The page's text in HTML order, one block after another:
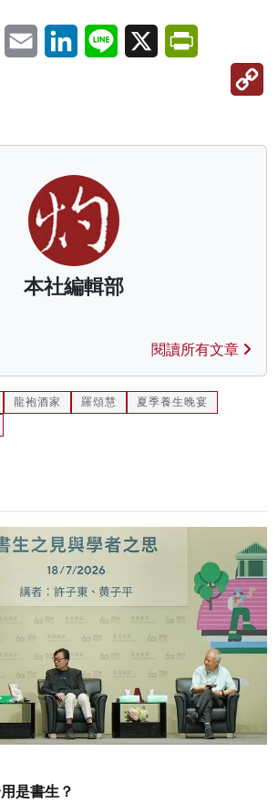
WeChatEmail LinkedInLine X
本社編輯部
閱讀所有文章
龍袍酒家 羅頌慧
夏季養生晚宴
是書生？